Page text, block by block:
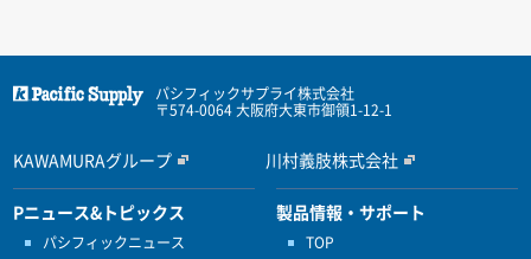
パシフィックサプライ株式会社
〒574-0064 大阪府大東市御領1-12-1
KAWAMURAグループ 川村義肢株式会社
Pニュース&トピックス
パシフィックニュース
製品情報・サポート
TOP